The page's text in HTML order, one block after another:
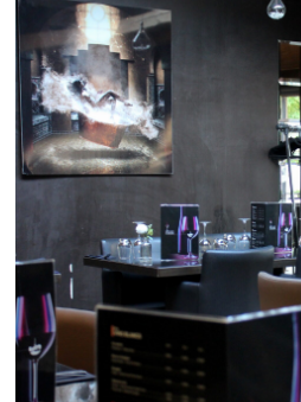
ingrédients frais sont
Marne de confiance. Le soin
fort pour un Restaurant Val de
transports peut renforcer l’intérêt
Un Restaurant Val de Marne adapté
pauses repas. Un Restaurant Val
pour un dîner détendu. Un
parfois un excellent lieu pour
Restaurant Val de Marne convainc
cohérent sur les prix. Les recettes
relief à un Restaurant Val de Marne.
valorise fortement un Restaurant
aident souvent à mieux choisir un
L’orientation culinaire d’un
répondre à des envies très
Val de Marne à l’avance peut éviter
une sortie avec enfants, un
est précieux. Un Restaurant Val de